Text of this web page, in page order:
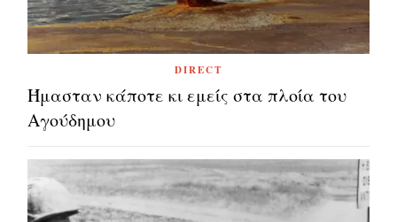
DIRECT
Ήμασταν κάποτε κι εμείς στα πλοία του
Αγούδημου